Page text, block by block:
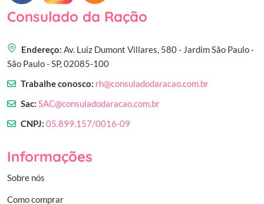
Consulado da Ração
Endereço: Av. Luiz Dumont Villares, 580 - Jardim São Paulo -
São Paulo - SP, 02085-100
Trabalhe conosco: rh@consuladodaracao.com.br
Sac: SAC@consuladodaracao.com.br
CNPJ: 05.899.157/0016-09
Informações
Sobre nós
Como comprar